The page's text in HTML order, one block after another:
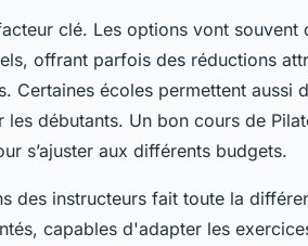
clé. Les options vont souvent
offrant parfois des réductions
Certaines écoles permettent aussi
débutants. Un bon cours de
s’ajuster aux différents budgets.
des instructeurs fait toute la
capables d'adapter les